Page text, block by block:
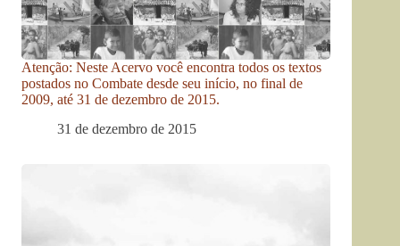
Atenção: Neste Acervo você encontra todos os textos
postados no Combate desde seu início, no final de
2009, até 31 de dezembro de 2015.
31 de dezembro de 2015